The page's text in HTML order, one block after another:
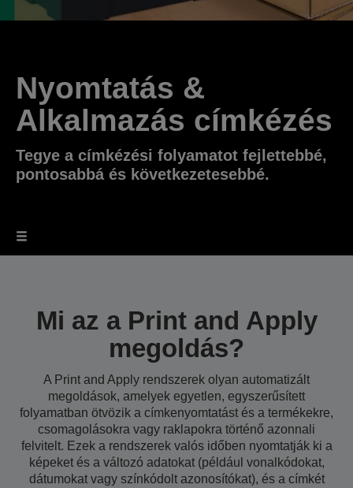
Nyomtatás &
Alkalmazás címkézés
Tegye a címkézési folyamatot fejlettebbé,
pontosabbá és következetesebbé.
Mi az a Print and Apply
megoldás?
A Print and Apply rendszerek olyan automatizált
megoldások, amelyek egyetlen, egyszerűsített
folyamatban ötvözik a címkenyomtatást és a termékekre,
csomagolásokra vagy raklapokra történő azonnali
felvitelt. Ezek a rendszerek valós időben nyomtatják ki a
képeket és a változó adatokat (például vonalkódokat,
dátumokat vagy színkódolt azonosítókat), és a címkét